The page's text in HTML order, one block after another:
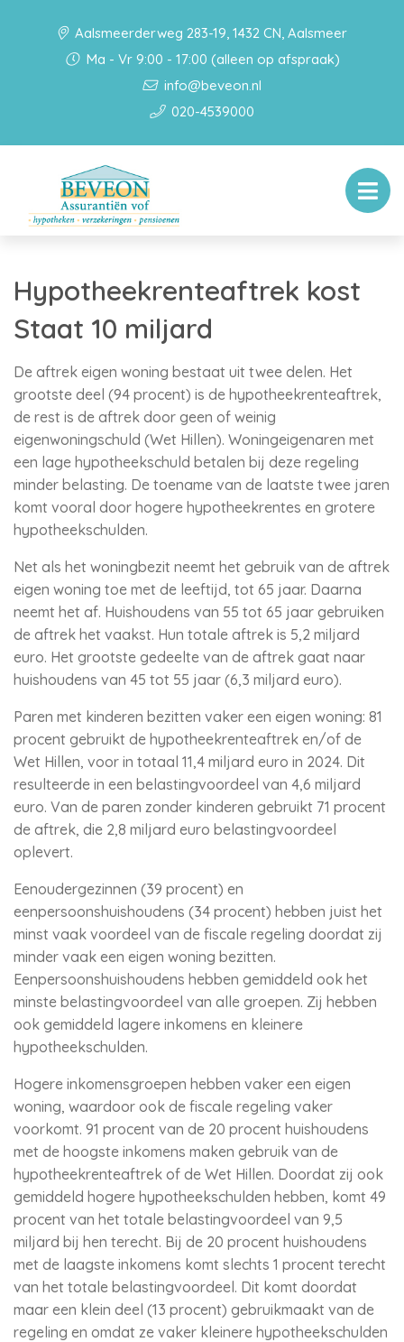
Aalsmeerderweg 283-19, 1432 CN, Aalsmeer
Ma - Vr 9:00 - 17:00 (alleen op afspraak)
info@beveon.nl
020-4539000
Hypotheekrenteaftrek kost
Staat 10 miljard
De aftrek eigen woning bestaat uit twee delen. Het
grootste deel (94 procent) is de hypotheekrenteaftrek,
de rest is de aftrek door geen of weinig
eigenwoningschuld (Wet Hillen). Woningeigenaren met
een lage hypotheekschuld betalen bij deze regeling
minder belasting. De toename van de laatste twee jaren
komt vooral door hogere hypotheekrentes en grotere
hypotheekschulden.
Net als het woningbezit neemt het gebruik van de aftrek
eigen woning toe met de leeftijd, tot 65 jaar. Daarna
neemt het af. Huishoudens van 55 tot 65 jaar gebruiken
de aftrek het vaakst. Hun totale aftrek is 5,2 miljard
euro. Het grootste gedeelte van de aftrek gaat naar
huishoudens van 45 tot 55 jaar (6,3 miljard euro).
Paren met kinderen bezitten vaker een eigen woning: 81
procent gebruikt de hypotheekrenteaftrek en/of de
Wet Hillen, voor in totaal 11,4 miljard euro in 2024. Dit
resulteerde in een belastingvoordeel van 4,6 miljard
euro. Van de paren zonder kinderen gebruikt 71 procent
de aftrek, die 2,8 miljard euro belastingvoordeel
oplevert.
Eenoudergezinnen (39 procent) en
eenpersoonshuishoudens (34 procent) hebben juist het
minst vaak voordeel van de fiscale regeling doordat zij
minder vaak een eigen woning bezitten.
Eenpersoonshuishoudens hebben gemiddeld ook het
minste belastingvoordeel van alle groepen. Zij hebben
ook gemiddeld lagere inkomens en kleinere
hypotheekschulden.
Hogere inkomensgroepen hebben vaker een eigen
woning, waardoor ook de fiscale regeling vaker
voorkomt. 91 procent van de 20 procent huishoudens
met de hoogste inkomens maken gebruik van de
hypotheekrenteaftrek of de Wet Hillen. Doordat zij ook
gemiddeld hogere hypotheekschulden hebben, komt 49
procent van het totale belastingvoordeel van 9,5
miljard bij hen terecht. Bij de 20 procent huishoudens
met de laagste inkomens komt slechts 1 procent terecht
van het totale belastingvoordeel. Dit komt doordat
maar een klein deel (13 procent) gebruikmaakt van de
regeling en omdat ze vaker kleinere hypotheekschulden